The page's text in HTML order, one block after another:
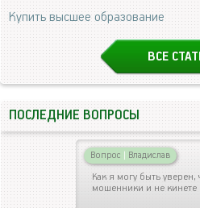
Купить высшее образование
ВСЕ
ПОСЛЕДНИЕ ВОПРОСЫ
Вопрос | Владислав
Как я могу быть уверен,
мошенники и не кинете